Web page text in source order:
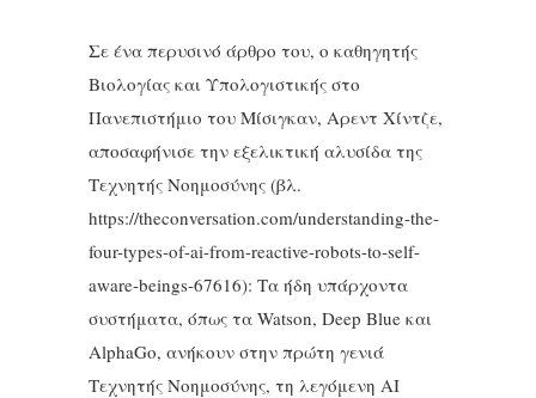
Σε ένα περυσινό άρθρο του, ο καθηγητής
Βιολογίας και Υπολογιστικής στο
Πανεπιστήμιο του Μίσιγκαν, Αρεντ Χίντζε,
αποσαφήνισε την εξελικτική αλυσίδα της
Τεχνητής Νοημοσύνης (βλ.
https://theconversation.com/understanding-the-
four-types-of-ai-from-reactive-robots-to-self-
aware-beings-67616): Τα ήδη υπάρχοντα
συστήματα, όπως τα Watson, Deep Blue και
AlphaGo, ανήκουν στην πρώτη γενιά
Τεχνητής Νοημοσύνης, τη λεγόμενη ΑΙ